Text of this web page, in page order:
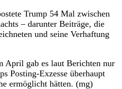
Trump 54 Mal zwischen
– darunter Beiträge, die
und seine Verhaftung
April gab es laut Berichten nur
Posting-Exzesse überhaupt
ermöglicht hätten. (mg)